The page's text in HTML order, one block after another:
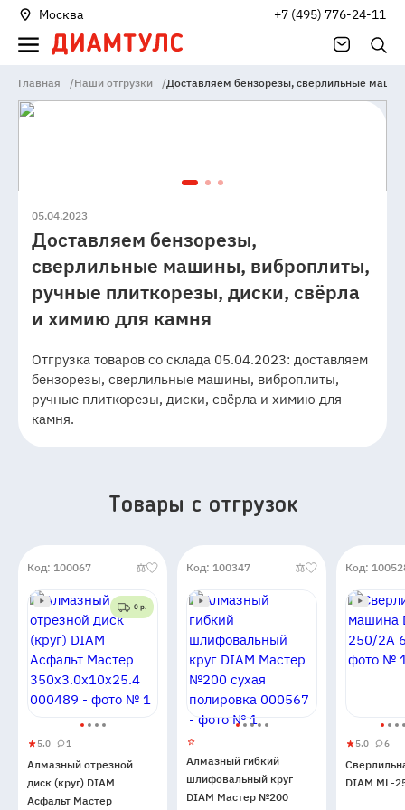
Москва +7 (495) 776-24-11
Главная /Наши отгрузки /Доставляем бензорезы, сверлильные
05.04.2023
Доставляем бензорезы,
сверлильные машины, виброплиты,
ручные плиткорезы, диски, свёрла
и химию для камня
Отгрузка товаров со склада 05.04.2023: доставляем
бензорезы, сверлильные машины, виброплиты,
ручные плиткорезы, диски, свёрла и химию для
камня.
Товары c отгрузок
Код: 100067
0 р.
Алмазный
отрезной
диск
5.0
5
1 1
Алмазный отрезной
диск (круг) DIAM
Асфальт Мастер
Код: 100347
Алмазный гибкий
шлифовальный круг
DIAM Мастер №200
Код:
машина
DIAM
5.0
5
6 6
DIAM ML-